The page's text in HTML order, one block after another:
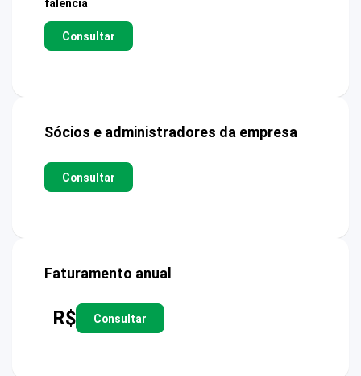
falência
Consultar
Sócios e administradores da empresa
Consultar
Faturamento anual
R$ Consultar